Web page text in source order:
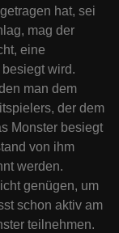
hat, sei
mag der
eine
wird.
man dem
der dem
Monster besiegt
von ihm
werden.
genügen, um
schon aktiv am
teilnehmen.